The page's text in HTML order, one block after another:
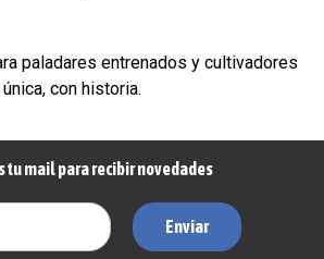
paladares entrenados y cultivadores
con historia.
tu mail para recibir novedades
Enviar